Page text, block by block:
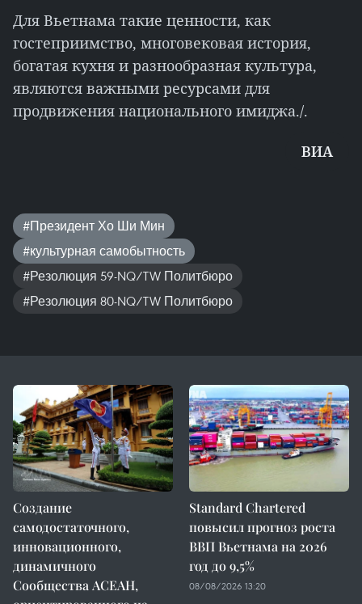
Для Вьетнама такие ценности, как
гостеприимство, многовековая история,
богатая кухня и разнообразная культура,
являются важными ресурсами для
продвижения национального имиджа./.
ВИА
#Президент Хо Ши Мин
#культурная самобытность
#Резолюция 59-NQ/TW Политбюро
#Резолюция 80-NQ/TW Политбюро
Создание
самодостаточного,
инновационного,
динамичного
Сообщества АСЕАН,
Standard Chartered
повысил прогноз роста
ВВП Вьетнама на 2026
год до 9,5%
08/08/2026 13:20